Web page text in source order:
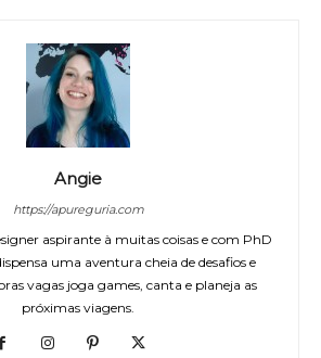
Angie
https://apureguria.com
aspirante à muitas coisas e com PhD
uma aventura cheia de desafios e
vagas joga games, canta e planeja as
próximas viagens.